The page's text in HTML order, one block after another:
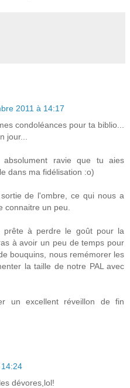
2011 à 14:17
condoléances pour ta biblio...
jour...
absolument ravie que tu aies
dans ma fidélisation :o)
de l'ombre, ce qui nous a
connaitre un peu.
prête à perdre le goût pour la
à avoir un peu de temps pour
bouquins, nous remémorer les
la taille de notre PAL avec
un excellent réveillon de fin
dévores,lol!